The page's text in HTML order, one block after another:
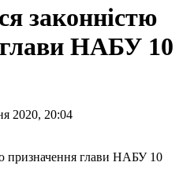
законністю
НАБУ 10
2020, 20:04